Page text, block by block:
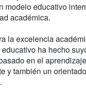
modelo educativo
académica.
la excelencia
ha hecho
en el
y también un